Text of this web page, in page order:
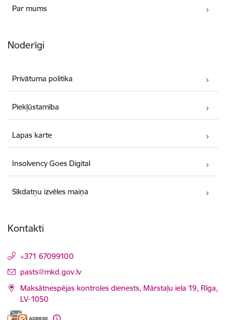
Par mums
Noderīgi
Privātuma politika
Piekļūstamība
Lapas karte
Insolvency Goes Digital
Sīkdatņu izvēles maiņa
Kontakti
+371 67099100
E-pasts:
pasts@mkd.gov.lv
Maksātnespējas kontroles dienests, Mārstaļu iela 19, Rīga,
LV-1050